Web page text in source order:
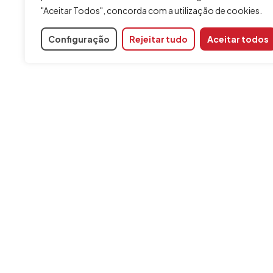
"Aceitar Todos", concorda com a utilização de cookies.
Configuração Rejeitar tudo Aceitar todos